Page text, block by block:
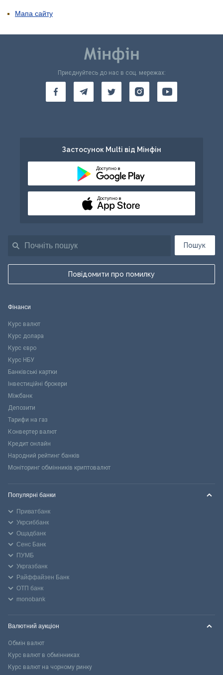
Мапа сайту
Пошук
Повідомити про помилку
Приєднуйтесь до нас в соц. мережах:
Застосунок Multi від Мінфін
Доступно в
Доступно в
Фінанси
Курс валют
Курс долара
Курс євро
Курс НБУ
Банківські картки
Інвестиційні брокери
Міжбанк
Депозити
Тарифи на газ
Конвертер валют
Кредит онлайн
Народний рейтинг банків
Моніторинг обмінників криптовалют
Популярні банки
Приватбанк
Укрсиббанк
Ощадбанк
Сенс Банк
ПУМБ
Укргазбанк
Райффайзен Банк
ОТП банк
monobank
Валютний аукціон
Обмін валют
Курс валют в обмінниках
Курс валют на чорному ринку